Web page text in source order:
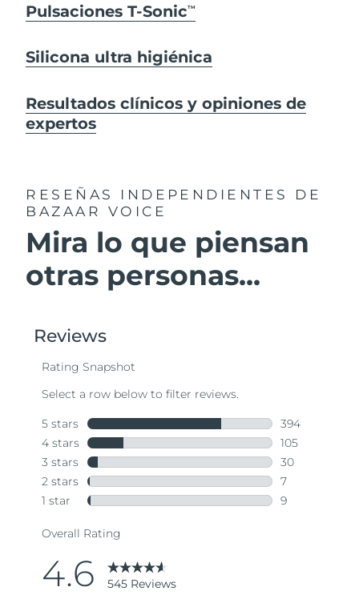
Pulsaciones T-SonicTM
Silicona ultra higiénica
Resultados clínicos y opiniones de
expertos
RESEÑAS INDEPENDIENTES
DE
BAZAAR VOICE
Mira lo que piensan
otras personas...